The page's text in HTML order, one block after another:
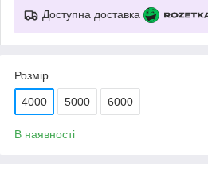
Доступна доставка
Розмір
4000 5000 6000
В наявності